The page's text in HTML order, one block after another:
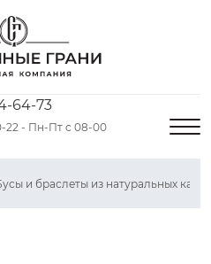
64-73
22 - Пн-Пт с 08-00
и браслеты из натуральных